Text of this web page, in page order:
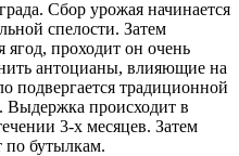
Сбор урожая начинается
спелости. Затем
ягод, проходит он очень
антоцианы, влияющие на
подвергается традиционной
происходит в
3-х месяцев. Затем
бутылкам.